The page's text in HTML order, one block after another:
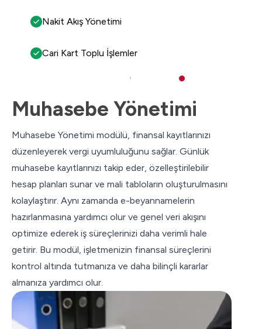
Nakit Akış Yönetimi
Cari Kart Toplu İşlemler
Muhasebe Yönetimi
Muhasebe Yönetimi modülü, finansal kayıtlarınızı
düzenleyerek vergi uyumluluğunu sağlar. Günlük
muhasebe kayıtlarınızı takip eder, özelleştirilebilir
hesap planları sunar ve mali tabloların oluşturulmasını
kolaylaştırır. Aynı zamanda e-beyannamelerin
hazırlanmasına yardımcı olur ve genel veri akışını
optimize ederek iş süreçlerinizi daha verimli hale
getirir. Bu modül, işletmenizin finansal süreçlerini
kontrol altında tutmanıza ve daha bilinçli kararlar
almanıza yardımcı olur.